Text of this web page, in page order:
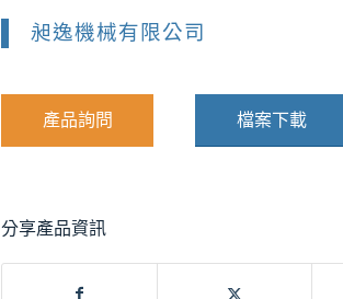
昶逸機械有限公司
產品詢問 檔案下載
分享產品資訊